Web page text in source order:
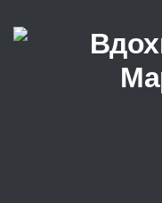
Перейти к